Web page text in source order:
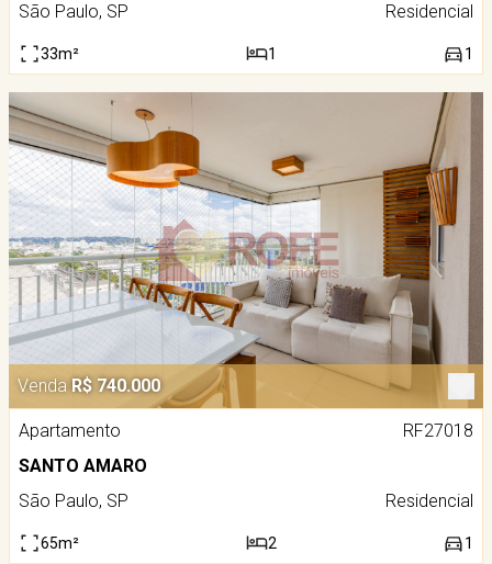
São Paulo, SP
Residencial
33m² 1 1
Venda R$ 740.000
Apartamento
RF27018
SANTO AMARO
São Paulo, SP
Residencial
65m² 2 1